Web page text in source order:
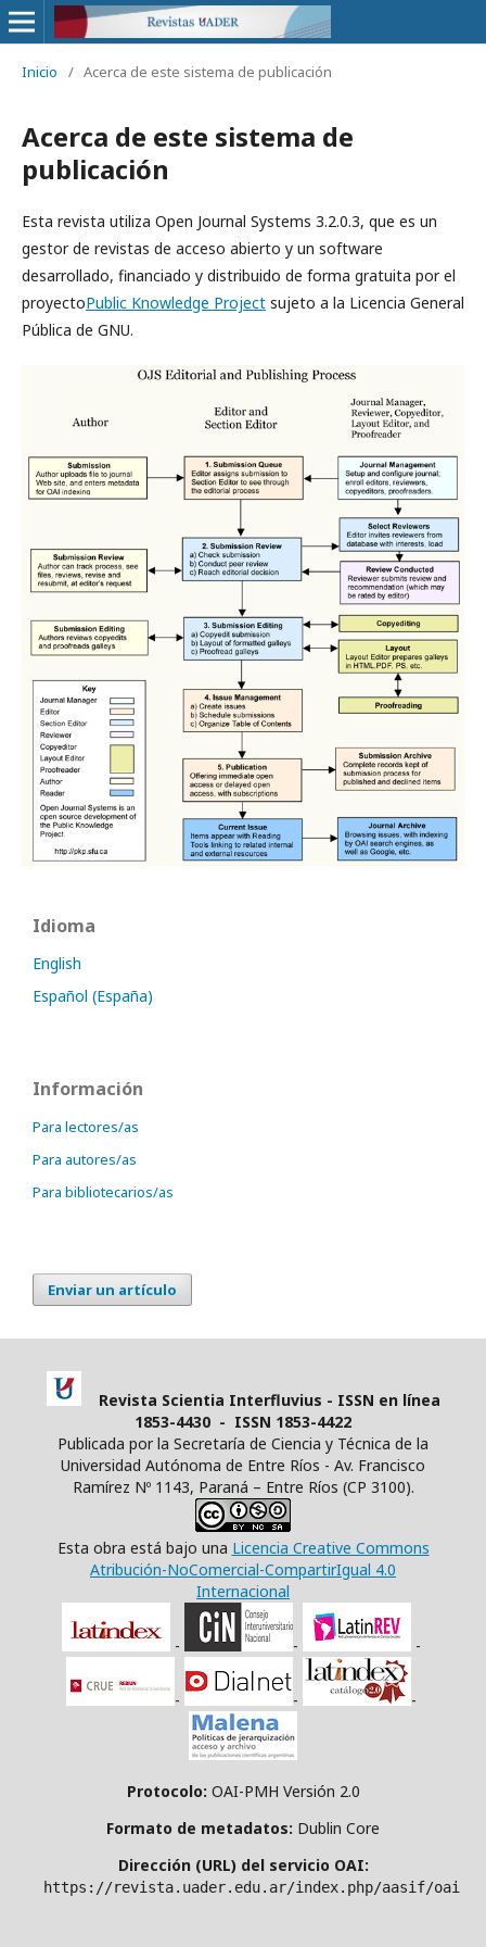
Inicio / Acerca de este sistema de publicación
Acerca de este sistema de
publicación
Esta revista utiliza Open Journal Systems 3.2.0.3, que es un
gestor de revistas de acceso abierto y un software
desarrollado, financiado y distribuido de forma gratuita por el
proyectoPublic Knowledge Project sujeto a la Licencia General
Pública de GNU.
Idioma
English
Español (España)
Información
Para lectores/as
Para autores/as
Para bibliotecarios/as
Enviar un artículo
Revista Scientia Interfluvius - ISSN en línea
1853-4430 - ISSN 1853-4422
Publicada por la Secretaría de Ciencia y Técnica de la
Universidad Autónoma de Entre Ríos - Av. Francisco
Ramírez Nº 1143, Paraná – Entre Ríos (CP 3100).
Esta obra está bajo una Licencia Creative Commons
Atribución-NoComercial-CompartirIgual 4.0
Internacional
- - -
- - -
Protocolo: OAI-PMH Versión 2.0
Formato de metadatos: Dublin Core
Dirección (URL) del servicio OAI:
https://revista.uader.edu.ar/index.php/aasif/oai